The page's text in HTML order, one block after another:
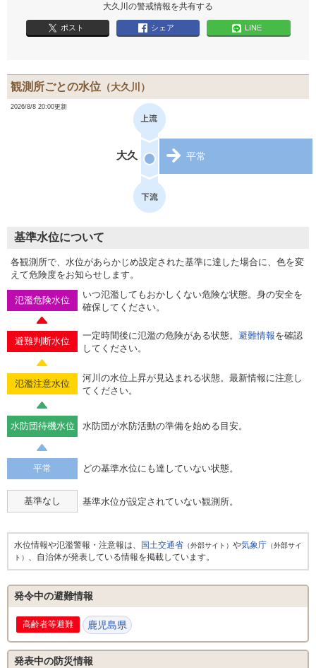
大久川の警戒情報を共有する
ポスト シェア LINE
観測所ごとの水位 （大久川）
2026/8/8 20:00更新
大久 平常
基準水位について
各観測所で、水位があらかじめ設定された基準に達した場合に、色を変
えて危険度をお知らせします。
氾濫危険水位
いつ氾濫してもおかしくない危険な状態。身の安全を
確保してください。
避難判断水位
一定時間後に氾濫の危険がある状態。 避難情報を確認
してください。
氾濫注意水位
河川の水位上昇が見込まれる状態。最新情報に注意し
てください。
水防団待機水位 水防団が水防活動の準備を始める目安。
平常 どの基準水位にも達していない状態。
基準なし 基準水位が設定されていない観測所。
水位情報や氾濫警報・注意報は、 国土交通省 （外部サイト） や気象庁 （外部サイ
ト） 、自治体が発表している情報を掲載しています。
発令中の避難情報
高齢者等避難 鹿児島県
発表中の防災情報